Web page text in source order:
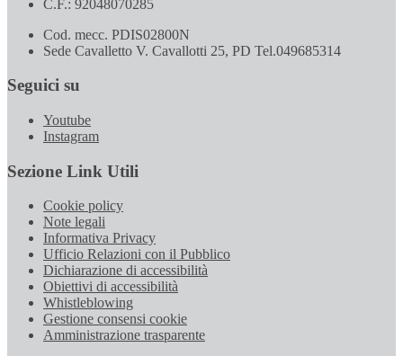
C.F.: 92048070285
Cod. mecc. PDIS02800N
Sede Cavalletto V. Cavallotti 25, PD Tel.049685314
Seguici su
Youtube
Instagram
Sezione Link Utili
Cookie policy
Note legali
Informativa Privacy
Ufficio Relazioni con il Pubblico
Dichiarazione di accessibilità
Obiettivi di accessibilità
Whistleblowing
Gestione consensi cookie
Amministrazione trasparente